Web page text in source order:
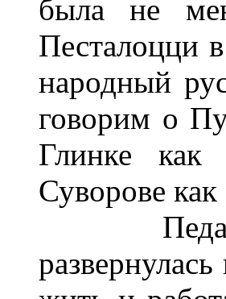
была не
Песталоцци
народный
говорим о
Глинке как
Суворове